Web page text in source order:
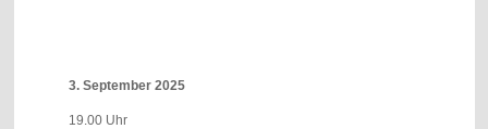
3. September 2025
19.00 Uhr